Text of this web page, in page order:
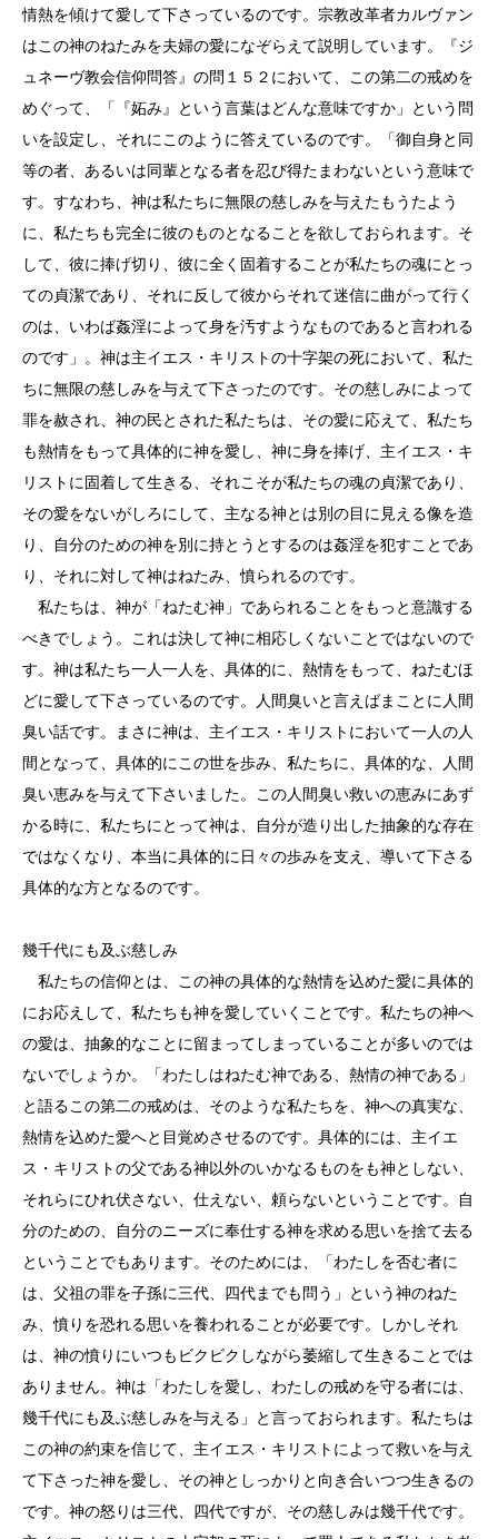
情熱を傾けて愛して下さっているのです。宗教改革者カルヴァン
はこの神のねたみを夫婦の愛になぞらえて説明しています。『ジ
ュネーヴ教会信仰問答』の問１５２において、この第二の戒めを
めぐって、「『妬み』という言葉はどんな意味ですか」という問
いを設定し、それにこのように答えているのです。「御自身と同
等の者、あるいは同輩となる者を忍び得たまわないという意味で
す。すなわち、神は私たちに無限の慈しみを与えたもうたよう
に、私たちも完全に彼のものとなることを欲しておられます。そ
して、彼に捧げ切り、彼に全く固着することが私たちの魂にとっ
ての貞潔であり、それに反して彼からそれて迷信に曲がって行く
のは、いわば姦淫によって身を汚すようなものであると言われる
のです」。神は主イエス・キリストの十字架の死において、私た
ちに無限の慈しみを与えて下さったのです。その慈しみによって
罪を赦され、神の民とされた私たちは、その愛に応えて、私たち
も熱情をもって具体的に神を愛し、神に身を捧げ、主イエス・キ
リストに固着して生きる、それこそが私たちの魂の貞潔であり、
その愛をないがしろにして、主なる神とは別の目に見える像を造
り、自分のための神を別に持とうとするのは姦淫を犯すことであ
り、それに対して神はねたみ、憤られるのです。
私たちは、神が「ねたむ神」であられることをもっと意識する
べきでしょう。これは決して神に相応しくないことではないので
す。神は私たち一人一人を、具体的に、熱情をもって、ねたむほ
どに愛して下さっているのです。人間臭いと言えばまことに人間
臭い話です。まさに神は、主イエス・キリストにおいて一人の人
間となって、具体的にこの世を歩み、私たちに、具体的な、人間
臭い恵みを与えて下さいました。この人間臭い救いの恵みにあず
かる時に、私たちにとって神は、自分が造り出した抽象的な存在
ではなくなり、本当に具体的に日々の歩みを支え、導いて下さる
具体的な方となるのです。
幾千代にも及ぶ慈しみ
私たちの信仰とは、この神の具体的な熱情を込めた愛に具体的
にお応えして、私たちも神を愛していくことです。私たちの神へ
の愛は、抽象的なことに留まってしまっていることが多いのでは
ないでしょうか。「わたしはねたむ神である、熱情の神である」
と語るこの第二の戒めは、そのような私たちを、神への真実な、
熱情を込めた愛へと目覚めさせるのです。具体的には、主イエ
ス・キリストの父である神以外のいかなるものをも神としない、
それらにひれ伏さない、仕えない、頼らないということです。自
分のための、自分のニーズに奉仕する神を求める思いを捨て去る
ということでもあります。そのためには、「わたしを否む者に
は、父祖の罪を子孫に三代、四代までも問う」という神のねた
み、憤りを恐れる思いを養われることが必要です。しかしそれ
は、神の憤りにいつもビクビクしながら萎縮して生きることでは
ありません。神は「わたしを愛し、わたしの戒めを守る者には、
幾千代にも及ぶ慈しみを与える」と言っておられます。私たちは
この神の約束を信じて、主イエス・キリストによって救いを与え
て下さった神を愛し、その神としっかりと向き合いつつ生きるの
です。神の怒りは三代、四代ですが、その慈しみは幾千代です。